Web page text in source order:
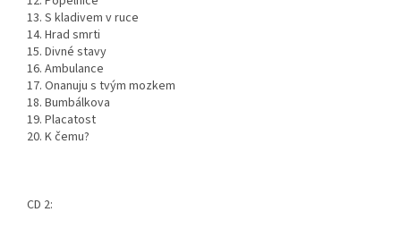
13. S kladivem v ruce
14. Hrad smrti
15. Divné stavy
16. Ambulance
17. Onanuju s tvým mozkem
18. Bumbálkova
19. Placatost
20. K čemu?
CD 2: